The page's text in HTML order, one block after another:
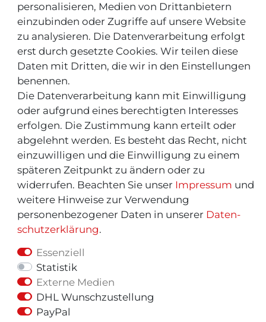
personalisieren, Medien von Drittanbietern
einzubinden oder Zugriffe auf unsere Website
zu analysieren. Die Datenverarbeitung erfolgt
erst durch gesetzte Cookies. Wir teilen diese
Daten mit Dritten, die wir in den Einstellungen
benennen.
Die Datenverarbeitung kann mit Einwilligung
oder aufgrund eines berechtigten Interesses
erfolgen. Die Zustimmung kann erteilt oder
abgelehnt werden. Es besteht das Recht, nicht
einzuwilligen und die Einwilligung zu einem
späteren Zeitpunkt zu ändern oder zu
widerrufen. Beachten Sie unser Impressum und
weitere Hinweise zur Verwendung
personenbezogener Daten in unserer Daten­
schutz­erklärung.
Essenziell
Statistik
Externe Medien
DHL Wunschzustellung
PayPal
INFOS & TIPPS
Rücksendeservice/-Informationen
Informationen "MeinEinkauf.ch"